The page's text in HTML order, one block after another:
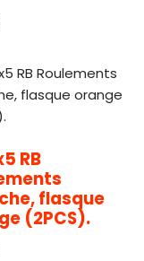
RB
flasque
(2PCS).